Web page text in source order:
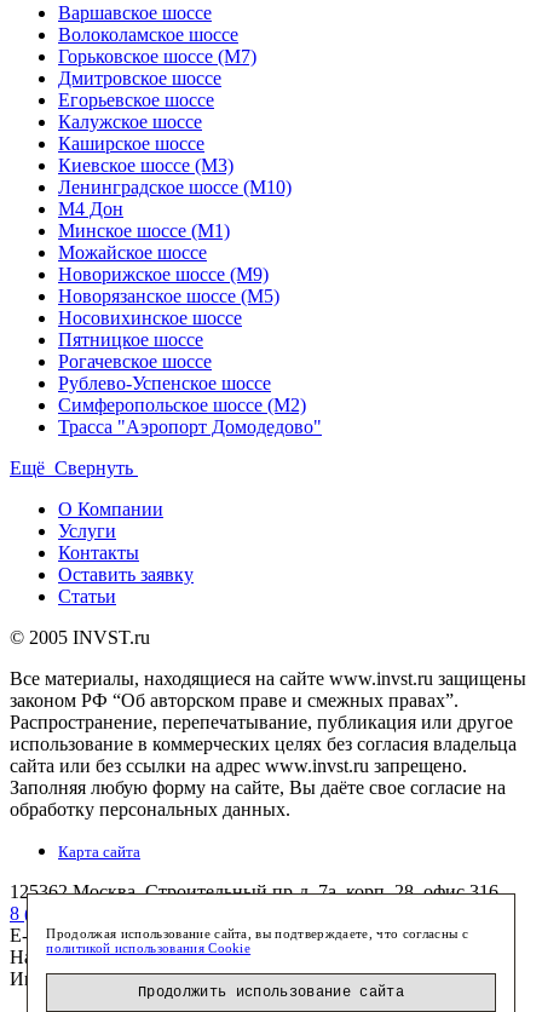
Варшавское шоссе
Волоколамское шоссе
Горьковское шоссе (М7)
Дмитровское шоссе
Егорьевское шоссе
Калужское шоссе
Каширское шоссе
Киевское шоссе (М3)
Ленинградское шоссе (М10)
М4 Дон
Минское шоссе (М1)
Можайское шоссе
Новорижское шоссе (М9)
Новорязанское шоссе (М5)
Носовихинское шоссе
Пятницкое шоссе
Рогачевское шоссе
Рублево-Успенское шоссе
Симферопольское шоссе (М2)
Трасса "Аэропорт Домодедово"
Ещё Свернуть
О Компании
Услуги
Контакты
Оставить заявку
Статьи
© 2005 INVST.ru
Все материалы, находящиеся на сайте www.invst.ru защищены
законом РФ “Об авторском праве и смежных правах”.
Распространение, перепечатывание, публикация или другое
использование в коммерческих целях без согласия владельца
сайта или без ссылки на адрес www.invst.ru запрещено.
Заполняя любую форму на сайте, Вы даёте свое согласие на
обработку персональных данных.
Карта сайта
125362 Москва,Строительный пр-д, 7а, корп. 28, офис 316
8 (495) 772-7658
E-mail:info@invst.ru
Нашfacebook
Инвест-Недвижимость
Продолжая использование сайта, вы подтверждаете, что согласны с
политикой использования Cookie
Продолжить использование сайта